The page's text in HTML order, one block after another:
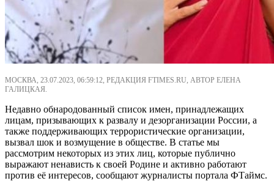
МОСКВА, 23.07.2023, 06:59:12, РЕДАКЦИЯ FTIMES.RU, АВТОР ЕЛЕНА
ГАЛИЦКАЯ.
Недавно обнародованный список имен, принадлежащих
лицам, призывающих к развалу и дезорганизации России, а
также поддерживающих террористические организации,
вызвал шок и возмущение в обществе. В статье мы
рассмотрим некоторых из этих лиц, которые публично
выражают ненависть к своей Родине и активно работают
против её интересов, сообщают журналисты портала ФТаймс.